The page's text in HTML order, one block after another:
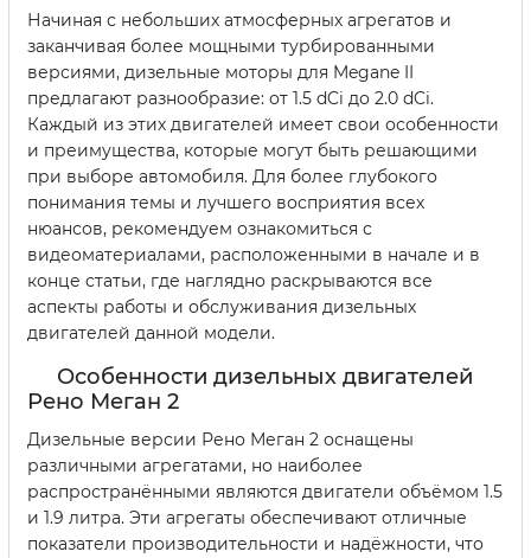
Начиная с небольших атмосферных агрегатов и
заканчивая более мощными турбированными
версиями, дизельные моторы для Megane II
предлагают разнообразие: от 1.5 dCi до 2.0 dCi.
Каждый из этих двигателей имеет свои особенности
и преимущества, которые могут быть решающими
при выборе автомобиля. Для более глубокого
понимания темы и лучшего восприятия всех
нюансов, рекомендуем ознакомиться с
видеоматериалами, расположенными в начале и в
конце статьи, где наглядно раскрываются все
аспекты работы и обслуживания дизельных
двигателей данной модели.
Особенности дизельных двигателей
Рено Меган 2
Дизельные версии Рено Меган 2 оснащены
различными агрегатами, но наиболее
распространёнными являются двигатели объёмом 1.5
и 1.9 литра. Эти агрегаты обеспечивают отличные
показатели производительности и надёжности, что